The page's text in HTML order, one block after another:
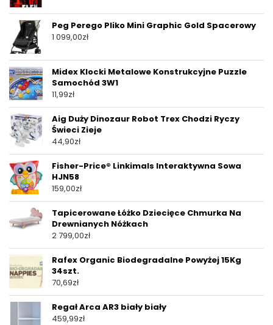
Peg Perego Pliko Mini Graphic Gold Spacerowy
1 099,00zł
Midex Klocki Metalowe Konstrukcyjne Puzzle
Samochód 3W1
11,99zł
Aig Duży Dinozaur Robot Trex Chodzi Ryczy
Świeci Zieje
44,90zł
Fisher-Price® Linkimals Interaktywna Sowa
HJN58
159,00zł
Tapicerowane Łóżko Dziecięce Chmurka Na
Drewnianych Nóżkach
2 799,00zł
Rafex Organic Biodegradalne Powyżej 15Kg
34szt.
70,69zł
Regał Arca AR3 biały biały
459,99zł